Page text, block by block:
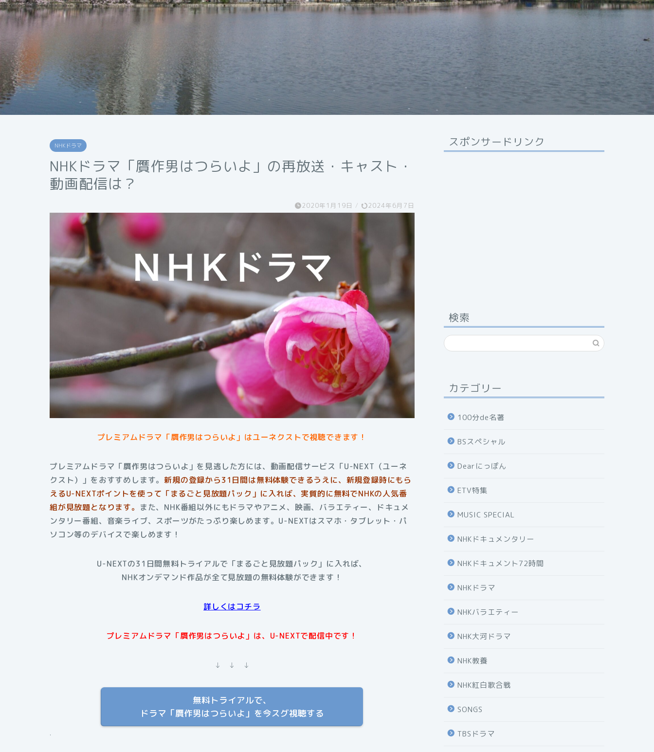
NHKドラマ
NHKドラマ「贋作男はつらいよ」の再放送・キャスト・
動画配信は？
2020年1月19日 / 2024年6月7日
プレミアムドラマ「贋作男はつらいよ」はユーネクストで視聴できます！
プレミアムドラマ「贋作男はつらいよ」を見逃した方には、動画配信サービス「U-NEXT（ユーネ
クスト）」をおすすめします。 新規の登録から31日間は無料体験できるうえに、新規登録時にもら
えるU-NEXTポイントを使って「まるごと見放題パック」に入れば、実質的に無料でNHKの人気番
組が見放題となります。 また、NHK番組以外にもドラマやアニメ、映画、バラエティー、ドキュメ
ンタリー番組、音楽ライブ、スポーツがたっぷり楽しめます。U-NEXTはスマホ・タブレット・パ
ソコン等のデバイスで楽しめます！
U-NEXTの31日間無料トライアルで「まるごと見放題パック」に入れば、
NHKオンデマンド作品が全て見放題の無料体験ができます！
詳しくはコチラ
プレミアムドラマ「贋作男はつらいよ」は、U-NEXTで配信中です！
↓ ↓ ↓
無料トライアルで、
ドラマ「贋作男はつらいよ」を今スグ視聴する
.
スポンサードリンク
検索
カテゴリー
100分de名著
BSスペシャル
Dearにっぽん
ETV特集
MUSIC SPECIAL
NHKドキュメンタリー
NHKドキュメント72時間
NHKドラマ
NHKバラエティー
NHK大河ドラマ
NHK教養
NHK紅白歌合戦
SONGS
TBSドラマ